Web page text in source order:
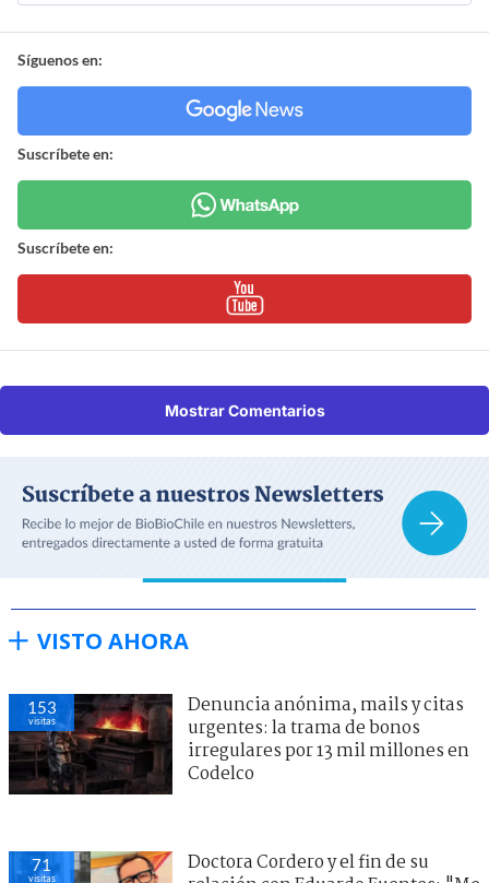
Síguenos en:
Suscríbete en:
Suscríbete en:
Mostrar Comentarios
VISTO AHORA
153
visitas
Denuncia anónima, mails y citas
urgentes: la trama de bonos
irregulares por 13 mil millones en
Codelco
71
visitas
Doctora Cordero y el fin de su